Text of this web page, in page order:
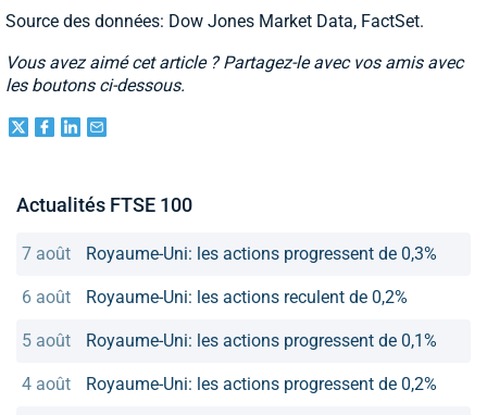
Source des données: Dow Jones Market Data, FactSet.
Vous avez aimé cet article ? Partagez-le avec vos amis avec
les boutons ci-dessous.
Actualités FTSE 100
7 août Royaume-Uni: les actions progressent de 0,3%
6 août Royaume-Uni: les actions reculent de 0,2%
5 août Royaume-Uni: les actions progressent de 0,1%
4 août Royaume-Uni: les actions progressent de 0,2%